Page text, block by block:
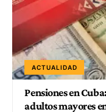
ACTUALIDAD
Pensiones en
adultos mayores